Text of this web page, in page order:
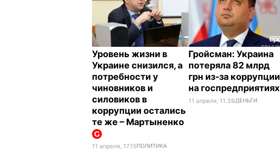
Уровень жизни в
Украине снизился, а
потребности у
чиновников и
силовиков в
коррупции остались
те же – Мартыненко
11 апреля, 17.15ПОЛИТИКА
Гройсман: Украина
потеряла 82 млрд
грн из-за коррупции
на госпредприятиях
11 апреля, 11.39ДЕНЬГИ